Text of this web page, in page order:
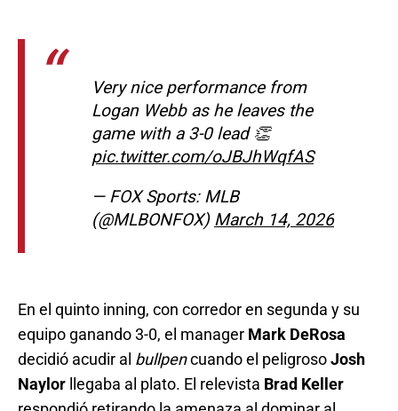
Very nice performance from
Logan Webb as he leaves the
game with a 3-0 lead 👏
pic.twitter.com/oJBJhWqfAS
— FOX Sports: MLB
(@MLBONFOX) March 14, 2026
En el quinto inning, con corredor en segunda y su
equipo ganando 3-0, el manager Mark DeRosa
decidió acudir al bullpencuando el peligrosoJosh
Naylor llegaba al plato. El relevista Brad Keller